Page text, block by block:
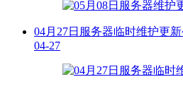
04月27日服务器临时维护更
04-27